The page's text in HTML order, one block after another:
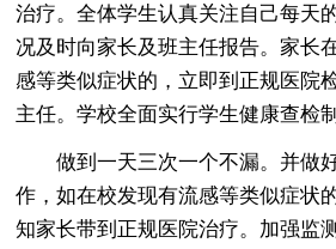
治疗。全体学生认真关注自己每天
况及时向家长及班主任报告。家长
感等类似症状的，立即到正规医院
主任。学校全面实行学生健康查检制
做到一天三次一个不漏。并做
作，如在校发现有流感等类似症状
知家长带到正规医院治疗。加强监